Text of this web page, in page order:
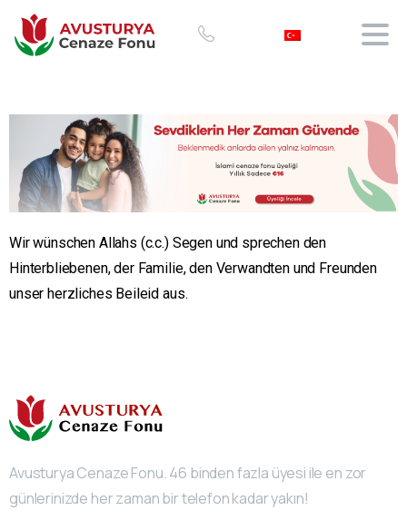
Wir wünschen Allahs (c.c.) Segen und sprechen den
Hinterbliebenen, der Familie, den Verwandten und Freunden
unser herzliches Beileid aus.
Avusturya Cenaze Fonu. 46 binden fazla üyesi ile en zor
günlerinizde her zaman bir telefon kadar yakın!